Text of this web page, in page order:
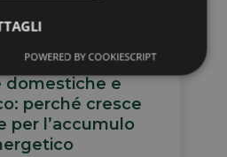
domestiche e
perché cresce
per l’accumulo
POWERED BY COOKIESCRIPT